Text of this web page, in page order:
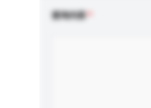
查询内容